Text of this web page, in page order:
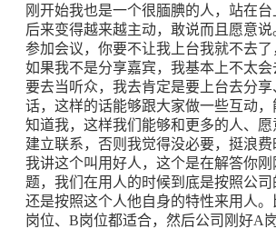
刚开始我也是一个很腼腆的人，站在台
后来变得越来越主动，敢说而且愿意
参加会议，你要不让我上台我就不去了
如果我不是分享嘉宾，我基本上不太
要去当听众，我去肯定是要上台去分
话，这样的话能够跟大家做一些互动，
知道我，这样我们能够和更多的人、愿
建立联系，否则我觉得没必要，挺浪费
我讲这个叫用好人，这个是在解答你刚
题，我们在用人的时候到底是按照公司
还是按照这个人他自身的特性来用人
岗位、B岗位都适合，然后公司刚好A